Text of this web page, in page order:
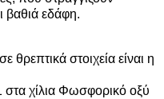
βαθιά εδάφη.
στοιχεία είναι η
στα χίλια Φωσφορικό οξύ